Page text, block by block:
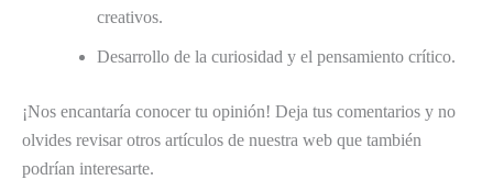
creativos.
Desarrollo de la curiosidad y el pensamiento crítico.
¡Nos encantaría conocer tu opinión! Deja tus comentarios y no
olvides revisar otros artículos de nuestra web que también
podrían interesarte.